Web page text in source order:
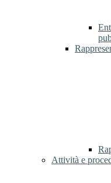
Attività e